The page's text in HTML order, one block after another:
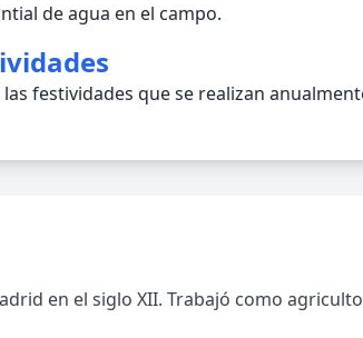
de agua en el campo.
festividades que se realizan
en el siglo XII. Trabajó como